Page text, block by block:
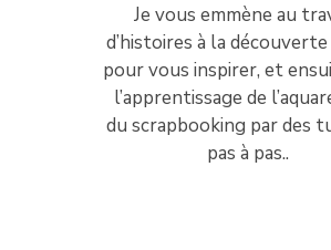
Je vous emmène au
d’histoires à la découverte
pour vous inspirer, et
l’apprentissage de
du scrapbooking par des
pas à pas..